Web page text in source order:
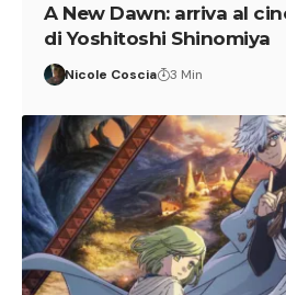
A New Dawn: arriva al
di Yoshitoshi Shinomiya
Nicole Coscia 3 Min